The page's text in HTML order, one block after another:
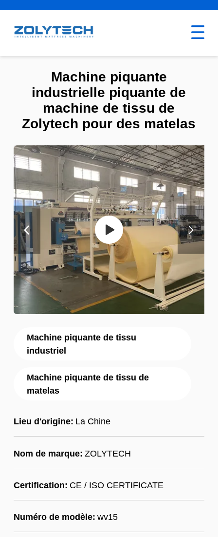
Machine piquante de tissu
industriel
Machine piquante de tissu de
matelas
Lieu d'origine: La Chine
Nom de marque: ZOLYTECH
Certification: CE / ISO CERTIFICATE
Numéro de modèle: wv15
Machine piquante
industrielle piquante de
machine de tissu de
Zolytech pour des matelas